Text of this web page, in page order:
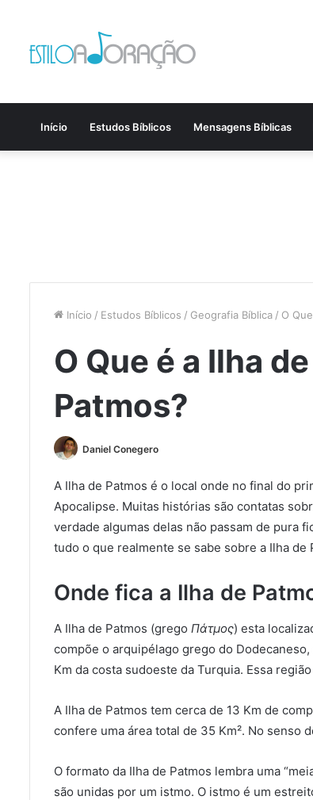
Início Estudos Bíblicos Mensagens Bíblicas
Início / Estudos Bíblicos / Geografia Bíblica / O
O Que é a Ilha
Patmos?
Daniel Conegero
A Ilha de Patmos é o local onde no final do
Apocalipse. Muitas histórias são contatas
verdade algumas delas não passam de pura
tudo o que realmente se sabe sobre a Ilha de
Onde fica a Ilha de
A Ilha de Patmos (grego Πάτμος) esta
compõe o arquipélago grego do
Km da costa sudoeste da Turquia. Essa
A Ilha de Patmos tem cerca de 13 Km de
confere uma área total de 35 Km². No senso
O formato da Ilha de Patmos lembra uma
são unidas por um istmo. O istmo é um